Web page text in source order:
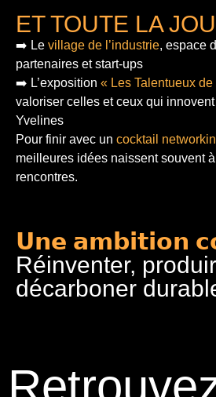
ET TOUTE LA
➡️ Le village de l’industrie, espace
partenaires et start-ups
➡️ L’exposition « Les Talentueux de
valoriser celles et ceux qui
Yvelines
Pour finir avec un cocktail
meilleures idées naissent souvent
rencontres.
𝗨𝗻𝗲 𝗮𝗺𝗯𝗶𝘁𝗶𝗼𝗻
Réinventer,
décarboner